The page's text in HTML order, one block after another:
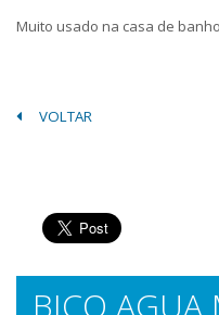
Muito usado na casa de
VOLTAR
BICO